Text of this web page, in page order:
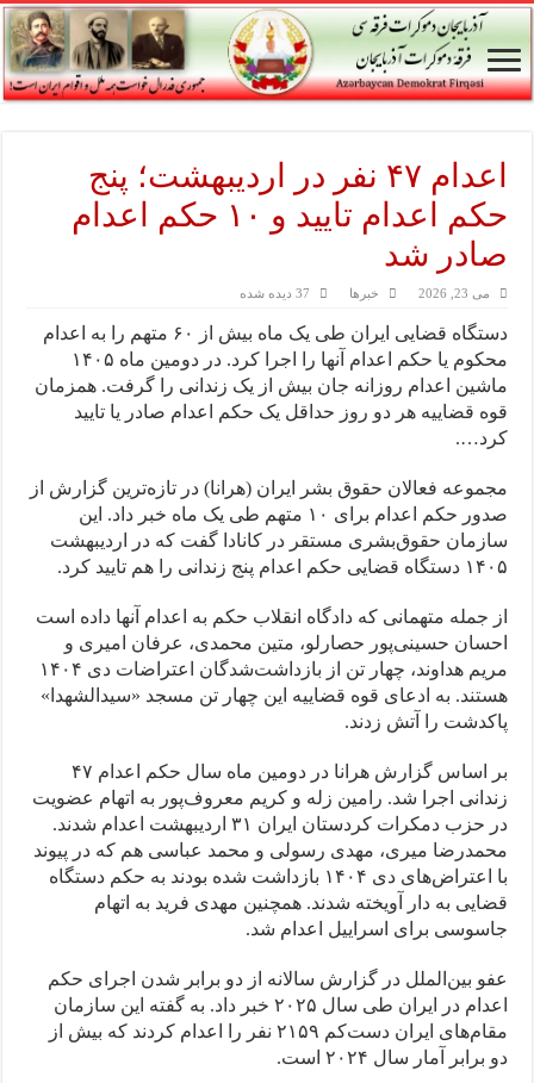
اعدام ۴۷ نفر در اردیبهشت؛ پنج
حکم اعدام تایید و ۱۰ حکم اعدام
صادر شد
می 23, 2026 خبرها 37 دیده شده
دستگاه قضایی ایران طی یک ماه بیش از ۶۰ متهم را به اعدام
محکوم یا حکم اعدام آنها را اجرا کرد. در دومین ماه ۱۴۰۵
ماشین اعدام روزانه جان بیش از یک زندانی را گرفت. همزمان
قوه قضاییه هر دو روز حداقل یک حکم اعدام صادر یا تایید
کرد….
مجموعه فعالان حقوق بشر ایران (هرانا) در تازه‌ترین گزارش از
صدور حکم اعدام برای ۱۰ متهم طی یک ماه خبر داد. این
سازمان حقوق‌بشری مستقر در کانادا گفت که در اردیبهشت
۱۴۰۵ دستگاه قضایی حکم اعدام پنج زندانی را هم تایید کرد.
از جمله متهمانی که دادگاه انقلاب حکم به اعدام آنها داده است
احسان حسینی‌پور حصارلو، متین محمدی، عرفان امیری و
مریم هداوند، چهار تن از بازداشت‌شدگان اعتراضات دی‌ ۱۴۰۴
هستند. به ادعای قوه قضاییه این چهار تن مسجد «سیدالشهدا»
پاکدشت را آتش زدند.
بر اساس گزارش هرانا در دومین ماه سال حکم اعدام ۴۷
زندانی اجرا شد. رامین زله و کریم معروف‌پور به اتهام عضویت
در حزب دمکرات کردستان ایران ۳۱ اردیبهشت اعدام شدند.
محمدرضا میری، مهدی رسولی و محمد عباسی هم که در پیوند
با اعتراض‌های دی ۱۴۰۴ بازداشت شده بودند به حکم دستگاه
قضایی به دار آویخته شدند. همچنین مهدی فرید به اتهام
جاسوسی برای اسراییل اعدام شد.
عفو بین‌الملل در گزارش سالانه از دو برابر شدن اجرای حکم
اعدام در ایران طی سال ۲۰۲۵ خبر داد. به گفته این سازمان
مقام‌های ایران دست‌کم ۲۱۵۹ نفر را اعدام کردند که بیش از
دو برابر آمار سال ۲۰۲۴ است.